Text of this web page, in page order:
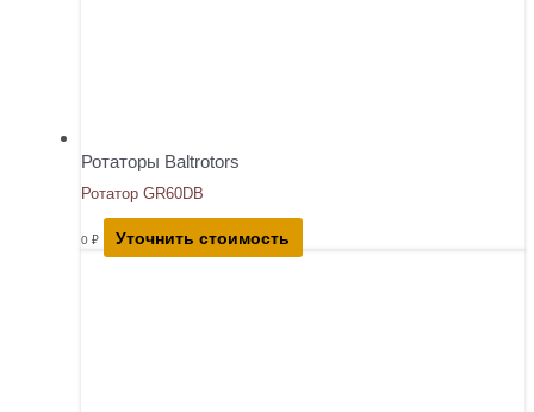
Ротаторы Baltrotors
Ротатор GR60DB
0 ₽ Уточнить стоимость